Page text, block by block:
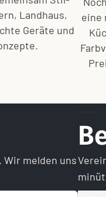
Landhaus,
Geräte und
eine
Wir melden uns